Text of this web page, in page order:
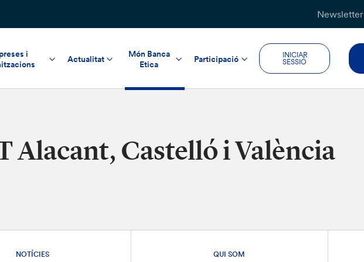
Newsletter
i
Actualitat
Món Banca
Etica
Participació
INICIAR
SESSIÓ
Alacant, Castelló i València
NOTÍCIES QUI SOM